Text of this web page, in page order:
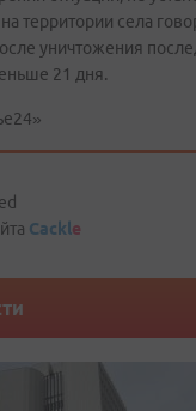
территории села
уничтожения
21 дня.
Cackle